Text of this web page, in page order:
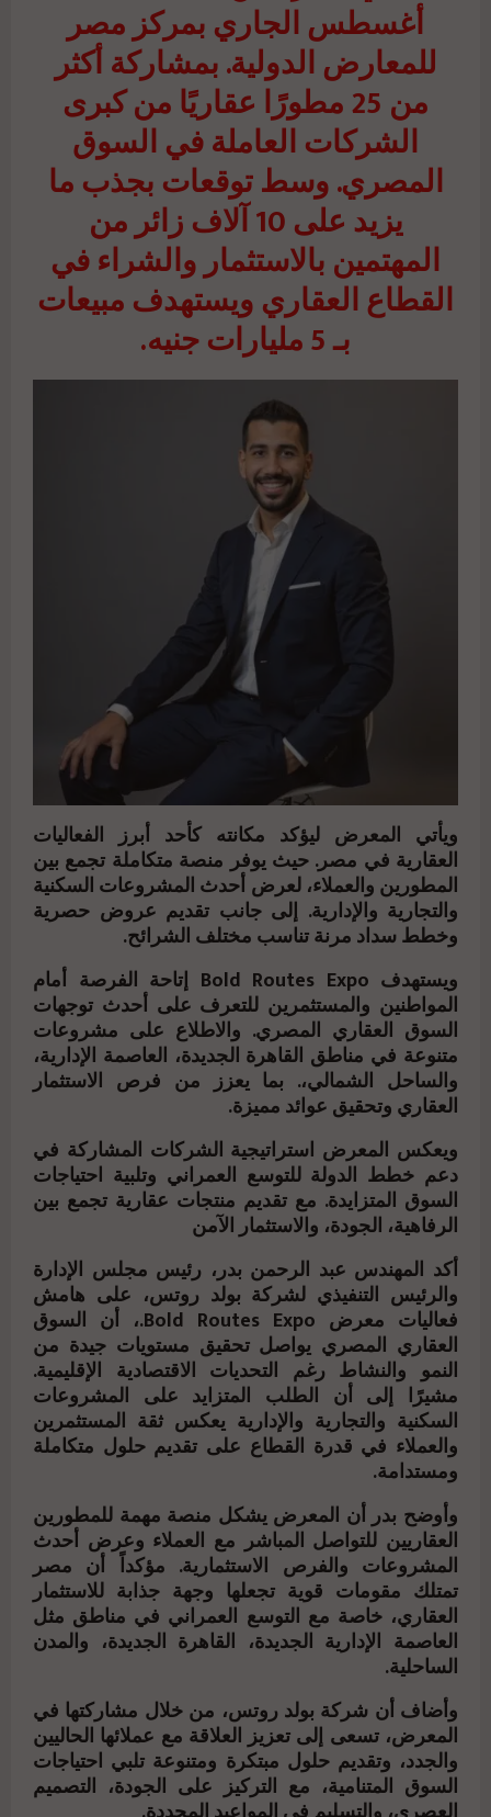
أغسطس الجاري بمركز مصر
للمعارض الدولية. بمشاركة أكثر
من 25 مطورًا عقاريًا من كبرى
الشركات العاملة في السوق
المصري. وسط توقعات بجذب ما
يزيد على 10 آلاف زائر من
المهتمين بالاستثمار والشراء في
القطاع العقاري ويستهدف مبيعات
بـ 5 مليارات جنيه.
ويأتي المعرض ليؤكد مكانته كأحد أبرز الفعاليات
العقارية في مصر. حيث يوفر منصة متكاملة تجمع بين
المطورين والعملاء، لعرض أحدث المشروعات السكنية
والتجارية والإدارية. إلى جانب تقديم عروض حصرية
وخطط سداد مرنة تناسب مختلف الشرائح.
ويستهدف Bold Routes Expo إتاحة الفرصة أمام
المواطنين والمستثمرين للتعرف على أحدث توجهات
السوق العقاري المصري. والاطلاع على مشروعات
متنوعة في مناطق القاهرة الجديدة، العاصمة الإدارية،
والساحل الشمالي،. بما يعزز من فرص الاستثمار
العقاري وتحقيق عوائد مميزة.
ويعكس المعرض استراتيجية الشركات المشاركة في
دعم خطط الدولة للتوسع العمراني وتلبية احتياجات
السوق المتزايدة. مع تقديم منتجات عقارية تجمع بين
الرفاهية، الجودة، والاستثمار الآمن
أكد المهندس عبد الرحمن بدر، رئيس مجلس الإدارة
والرئيس التنفيذي لشركة بولد روتس، على هامش
فعاليات معرض Bold Routes Expo.، أن السوق
العقاري المصري يواصل تحقيق مستويات جيدة من
النمو والنشاط رغم التحديات الاقتصادية الإقليمية.
مشيرًا إلى أن الطلب المتزايد على المشروعات
السكنية والتجارية والإدارية يعكس ثقة المستثمرين
والعملاء في قدرة القطاع على تقديم حلول متكاملة
ومستدامة.
وأوضح بدر أن المعرض يشكل منصة مهمة للمطورين
العقاريين للتواصل المباشر مع العملاء وعرض أحدث
المشروعات والفرص الاستثمارية. مؤكداً أن مصر
تمتلك مقومات قوية تجعلها وجهة جذابة للاستثمار
العقاري، خاصة مع التوسع العمراني في مناطق مثل
العاصمة الإدارية الجديدة، القاهرة الجديدة، والمدن
الساحلية.
وأضاف أن شركة بولد روتس، من خلال مشاركتها في
المعرض، تسعى إلى تعزيز العلاقة مع عملائها الحاليين
والجدد، وتقديم حلول مبتكرة ومتنوعة تلبي احتياجات
السوق المتنامية، مع التركيز على الجودة، التصميم